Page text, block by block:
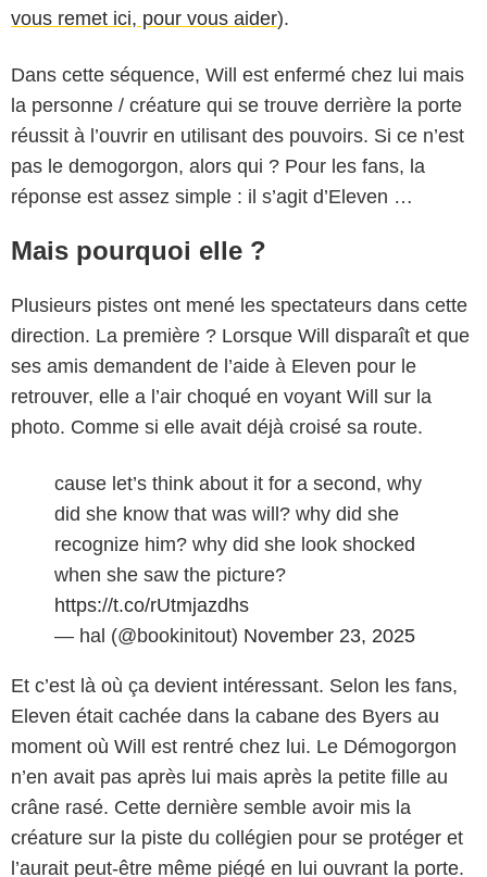
vous remet ici, pour vous aider).
Dans cette séquence, Will est enfermé chez lui mais
la personne / créature qui se trouve derrière la porte
réussit à l’ouvrir en utilisant des pouvoirs. Si ce n’est
pas le demogorgon, alors qui ? Pour les fans, la
réponse est assez simple : il s’agit d’Eleven …
Mais pourquoi elle ?
Plusieurs pistes ont mené les spectateurs dans cette
direction. La première ? Lorsque Will disparaît et que
ses amis demandent de l’aide à Eleven pour le
retrouver, elle a l’air choqué en voyant Will sur la
photo. Comme si elle avait déjà croisé sa route.
cause let’s think about it for a second, why
did she know that was will? why did she
recognize him? why did she look shocked
when she saw the picture?
https://t.co/rUtmjazdhs
— hal (@bookinitout) November 23, 2025
Et c’est là où ça devient intéressant. Selon les fans,
Eleven était cachée dans la cabane des Byers au
moment où Will est rentré chez lui. Le Démogorgon
n’en avait pas après lui mais après la petite fille au
crâne rasé. Cette dernière semble avoir mis la
créature sur la piste du collégien pour se protéger et
l’aurait peut-être même piégé en lui ouvrant la porte.